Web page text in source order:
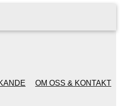
OM OSS & KONTAKT